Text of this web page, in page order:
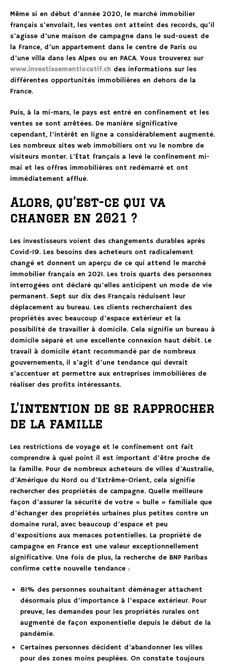
Même si en début d’année 2020, le marché immobilier
français s’envolait, les ventes ont atteint des records, qu’il
s’agisse d’une maison de campagne dans le sud-ouest de
la France, d’un appartement dans le centre de Paris ou
d’une villa dans les Alpes ou en PACA. Vous trouverez sur
www.investissementlocatif.ch des informations sur les
différentes opportunités immobilières en dehors de la
France.
Puis, à la mi-mars, le pays est entré en confinement et les
ventes se sont arrêtées. De manière significative
cependant, l’intérêt en ligne a considérablement augmenté.
Les nombreux sites web immobiliers ont vu le nombre de
visiteurs monter. L’État français a levé le confinement mi-
mai et les offres immobilières ont redémarré et ont
immédiatement afflué.
Alors, qu’est-ce qui va
changer en 2021 ?
Les investisseurs voient des changements durables après
Covid-19. Les besoins des acheteurs ont radicalement
changé et donnent un aperçu de ce qui attend le marché
immobilier français en 2021. Les trois quarts des personnes
interrogées ont déclaré qu’elles anticipent un mode de vie
permanent. Sept sur dix des Français réduisent leur
déplacement au bureau. Les clients recherchaient des
propriétés avec beaucoup d’espace extérieur et la
possibilité de travailler à domicile. Cela signifie un bureau à
domicile séparé et une excellente connexion haut débit. Le
travail à domicile étant recommandé par de nombreux
gouvernements, il s’agit d’une tendance qui devrait
s’accentuer et permettre aux entreprises immobilières de
réaliser des profits intéressants.
L’intention de se rapprocher
de la famille
Les restrictions de voyage et le confinement ont fait
comprendre à quel point il est important d’être proche de
la famille. Pour de nombreux acheteurs de villes d’Australie,
d’Amérique du Nord ou d’Extrême-Orient, cela signifie
rechercher des propriétés de campagne. Quelle meilleure
façon d’assurer la sécurité de votre « bulle » familiale que
d’échanger des propriétés urbaines plus petites contre un
domaine rural, avec beaucoup d’espace et peu
d’expositions aux menaces potentielles. La propriété de
campagne en France est une valeur exceptionnellement
significative. Une fois de plus, la recherche de BNP Paribas
confirme cette nouvelle tendance :
81% des personnes souhaitant déménager attachent
désormais plus d’importance à l’espace extérieur. Pour
preuve, les demandes pour les propriétés rurales ont
augmenté de façon exponentielle depuis le début de la
pandémie.
Certaines personnes décident d’abandonner les villes
pour des zones moins peuplées. On constate toujours